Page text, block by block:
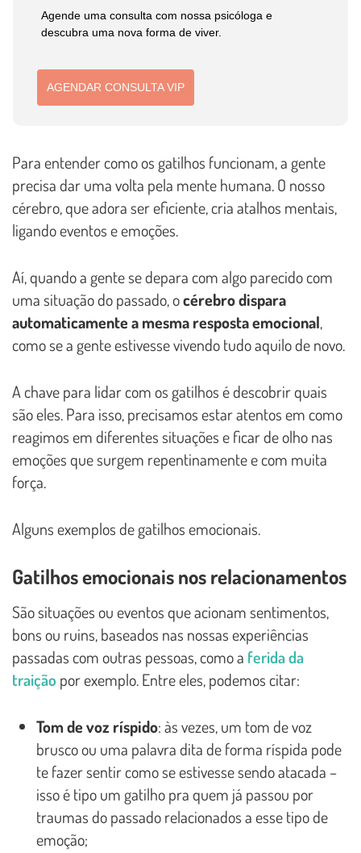
Agende uma consulta com nossa psicóloga e
descubra uma nova forma de viver.
AGENDAR CONSULTA VIP
Para entender como os gatilhos funcionam, a gente
precisa dar uma volta pela mente humana. O nosso
cérebro, que adora ser eficiente, cria atalhos mentais,
ligando eventos e emoções.
Aí, quando a gente se depara com algo parecido com
uma situação do passado, océrebro dispara
automaticamente a mesma resposta emocional,
como se a gente estivesse vivendo tudo aquilo de novo.
A chave para lidar com os gatilhos é descobrir quais
são eles. Para isso, precisamos estar atentos em como
reagimos em diferentes situações e ficar de olho nas
emoções que surgem repentinamente e com muita
força.
Alguns exemplos de gatilhos emocionais.
Gatilhos emocionais nos relacionamentos
São situações ou eventos que acionam sentimentos,
bons ou ruins, baseados nas nossas experiências
passadas com outras pessoas, como a ferida da
traição por exemplo. Entre eles, podemos citar:
Tom de voz ríspido: às vezes, um tom de voz
brusco ou uma palavra dita de forma ríspida pode
te fazer sentir como se estivesse sendo atacada –
isso é tipo um gatilho pra quem já passou por
traumas do passado relacionados a esse tipo de
emoção;